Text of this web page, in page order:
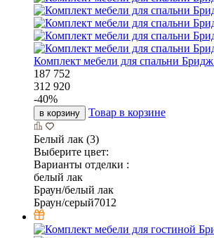
Комплект мебели для спальни Бридж
187 752
312 920
-40%
в корзину Товар в корзине
Белый лак (3)
Выберите цвет:
Варианты отделки :
белый лак
Браун/белый лак
Браун/серый7012